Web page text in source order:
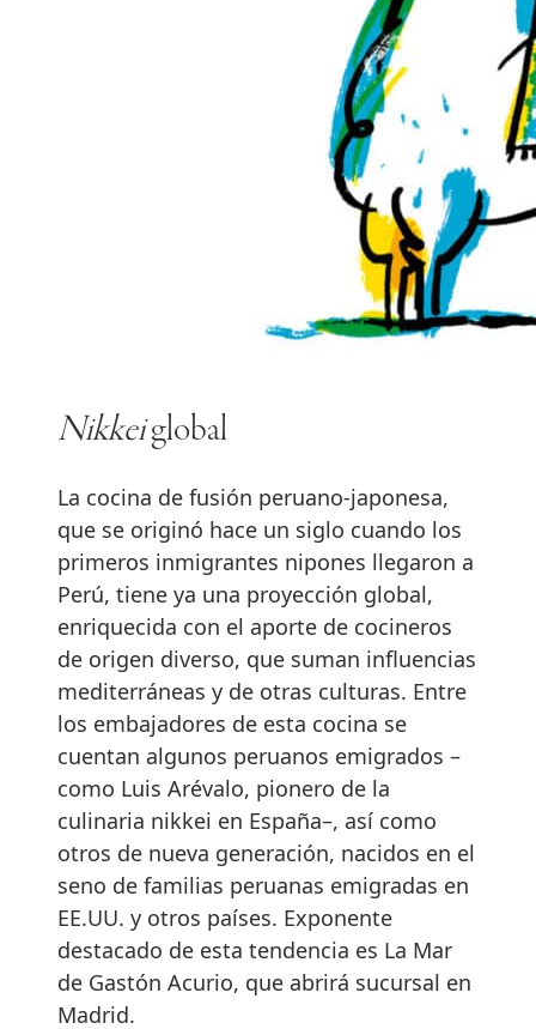
Nikkeiglobal
La cocina de fusión peruano-japonesa,
que se originó hace un siglo cuando los
primeros inmigrantes nipones llegaron a
Perú, tiene ya una proyección global,
enriquecida con el aporte de cocineros
de origen diverso, que suman influencias
mediterráneas y de otras culturas. Entre
los embajadores de esta cocina se
cuentan algunos peruanos emigrados –
como Luis Arévalo, pionero de la
culinaria nikkei en España–, así como
otros de nueva generación, nacidos en el
seno de familias peruanas emigradas en
EE.UU. y otros países. Exponente
destacado de esta tendencia es La Mar
de Gastón Acurio, que abrirá sucursal en
Madrid.